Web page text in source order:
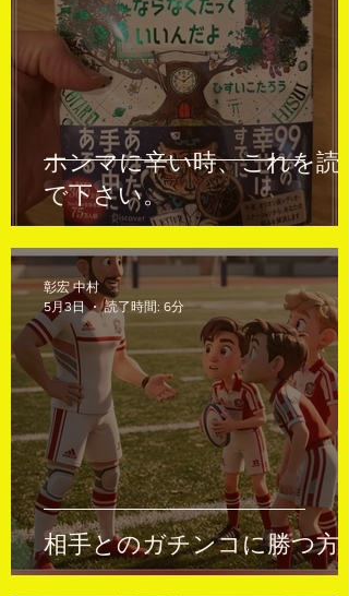
ホンマに辛い時、これを読
で下さい。
相手とのガチンコに勝つ方法
彰宏 中村
5月3日
読了時間: 6分